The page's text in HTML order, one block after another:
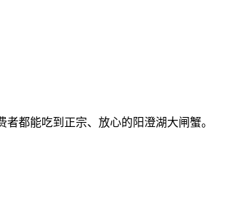
都能吃到正宗、放心的阳澄湖大闸蟹。